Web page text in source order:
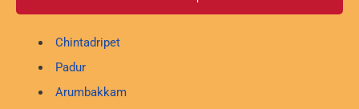
Chintadripet
Padur
Arumbakkam